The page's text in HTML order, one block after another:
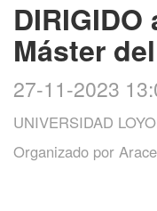
Máster
27-11-2023
UNIVERSIDAD
Organizado por